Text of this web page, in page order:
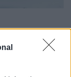
τα
συνηθίσαμε